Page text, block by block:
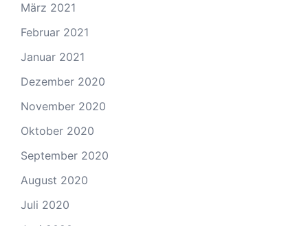
März 2021
Februar 2021
Januar 2021
Dezember 2020
November 2020
Oktober 2020
September 2020
August 2020
Juli 2020